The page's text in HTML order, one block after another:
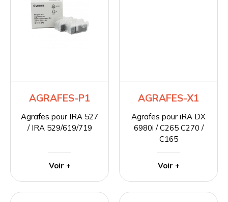
AGRAFES-P1
Agrafes pour IRA 527
/ IRA 529/619/719
Voir +
AGRAFES-X1
Agrafes pour iRA DX
6980i / C265 C270 /
C165
Voir +